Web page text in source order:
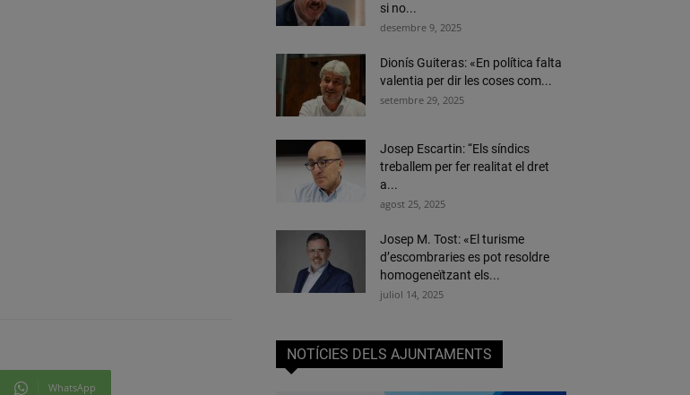
WhatsApp
si no...
desembre 9, 2025
Dionís Guiteras: «En política falta
valentia per dir les coses com...
setembre 29, 2025
Josep Escartin: “Els síndics
treballem per fer realitat el dret
a...
agost 25, 2025
Josep M. Tost: «El turisme
d’escombraries es pot resoldre
homogeneïtzant els...
juliol 14, 2025
NOTÍCIES DELS AJUNTAMENTS